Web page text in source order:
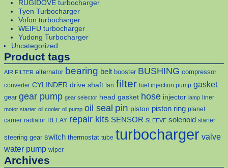
RUGIDOVE turbocharger
Tyen Turbocharger
Vofon turbocharger
WEIFU turbocharger
Yudong Turbocharger
Uncategorized
Product tags
AIR FILTER alternator bearing belt booster BUSHING compressor
converter CYLINDER drive shaft fan filter fuel injection pump gasket
gear gear pump gear selector head gasket hose injector lamp liner
motor starter oil cooler oil pump oil seal pin piston piston ring planet
carrier radiator RELAY repair kits SENSOR SLEEVE solenoid starter
steering gear switch thermostat tube turbocharger valve
water pump wiper
Archives